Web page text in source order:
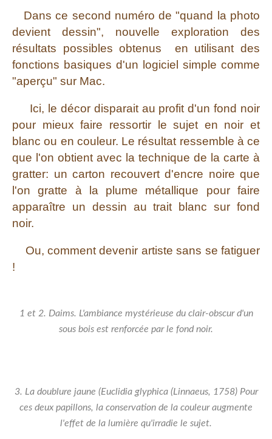
Dans ce second numéro de "quand la photo
devient dessin", nouvelle exploration des
résultats possibles obtenus en utilisant des
fonctions basiques d'un logiciel simple comme
"aperçu" sur Mac.
Ici, le décor disparait au profit d'un fond noir
pour mieux faire ressortir le sujet en noir et
blanc ou en couleur. Le résultat ressemble à ce
que l'on obtient avec la technique de la carte à
gratter: un carton recouvert d'encre noire que
l'on gratte à la plume métallique pour faire
apparaître un dessin au trait blanc sur fond
noir.
Ou, comment devenir artiste sans se fatiguer
!
1 et 2. Daims. L'ambiance mystérieuse du clair-obscur d'un
sous bois est renforcée par le fond noir.
3. La doublure jaune (Euclidia glyphica (Linnaeus, 1758) Pour
ces deux papillons, la conservation de la couleur augmente
l'effet de la lumière qu'irradie le sujet.